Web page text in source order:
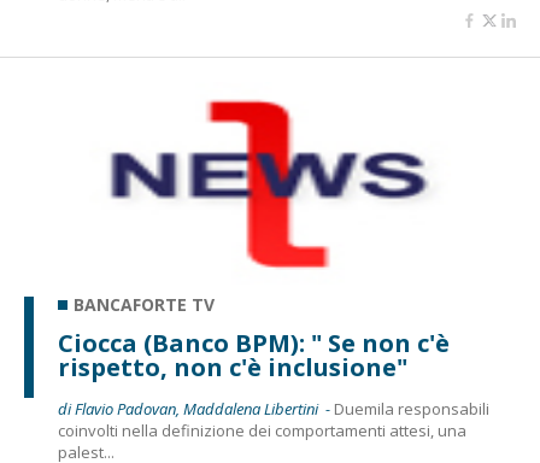
BANCAFORTE TV
Ciocca (Banco BPM): " Se non c'è
rispetto, non c'è inclusione"
di Flavio Padovan, Maddalena Libertini - Duemila responsabili
coinvolti nella definizione dei comportamenti attesi, una
palest...